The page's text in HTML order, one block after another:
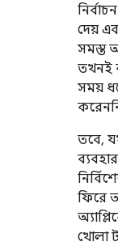
দেয়
সমস্ত
তখনই
সময়
তবে,
ফিরে
খোলা